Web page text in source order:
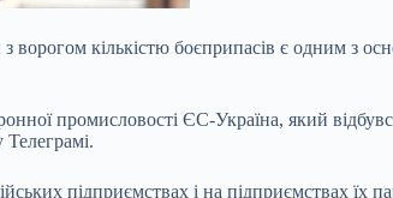
ворогом кількістю боєприпасів є одним з
промисловості ЄС-Україна, який
підприємствах і на підприємствах